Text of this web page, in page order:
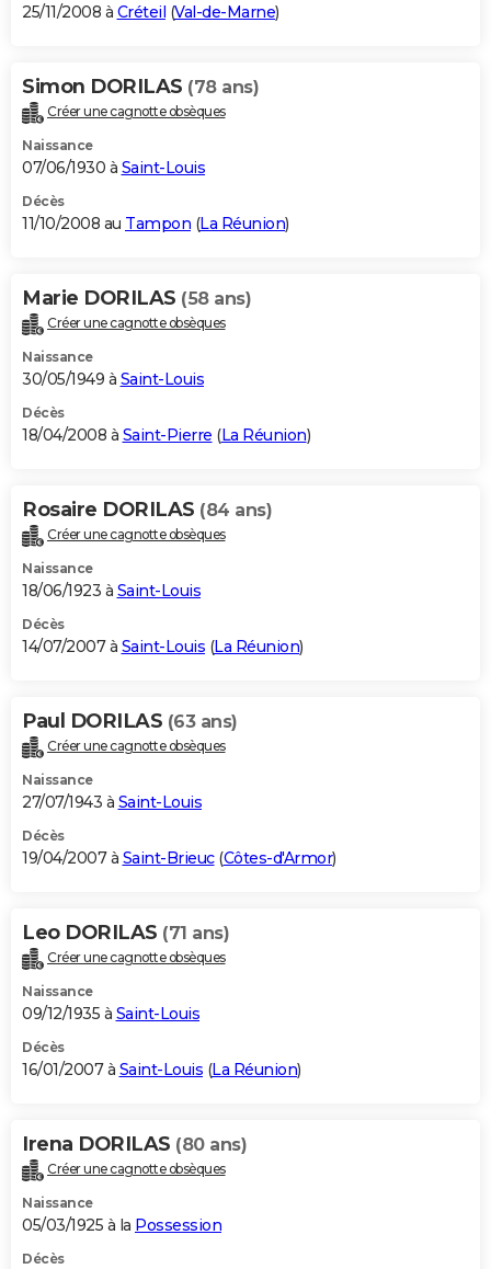
25/11/2008 à Créteil (Val-de-Marne)
Simon DORILAS (78 ans)
Créer une cagnotte obsèques
Naissance
07/06/1930 à Saint-Louis
Décès
11/10/2008 au Tampon (La Réunion)
Marie DORILAS (58 ans)
Créer une cagnotte obsèques
Naissance
30/05/1949 à Saint-Louis
Décès
18/04/2008 à Saint-Pierre (La Réunion)
Rosaire DORILAS (84 ans)
Créer une cagnotte obsèques
Naissance
18/06/1923 à Saint-Louis
Décès
14/07/2007 à Saint-Louis (La Réunion)
Paul DORILAS (63 ans)
Créer une cagnotte obsèques
Naissance
27/07/1943 à Saint-Louis
Décès
19/04/2007 à Saint-Brieuc(Côtes-d'Armor)
Leo DORILAS (71 ans)
Créer une cagnotte obsèques
Naissance
09/12/1935 à Saint-Louis
Décès
16/01/2007 à Saint-Louis (La Réunion)
Irena DORILAS (80 ans)
Créer une cagnotte obsèques
Naissance
05/03/1925 à la Possession
Décès